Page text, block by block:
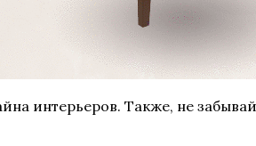
интерьеров. Также, не